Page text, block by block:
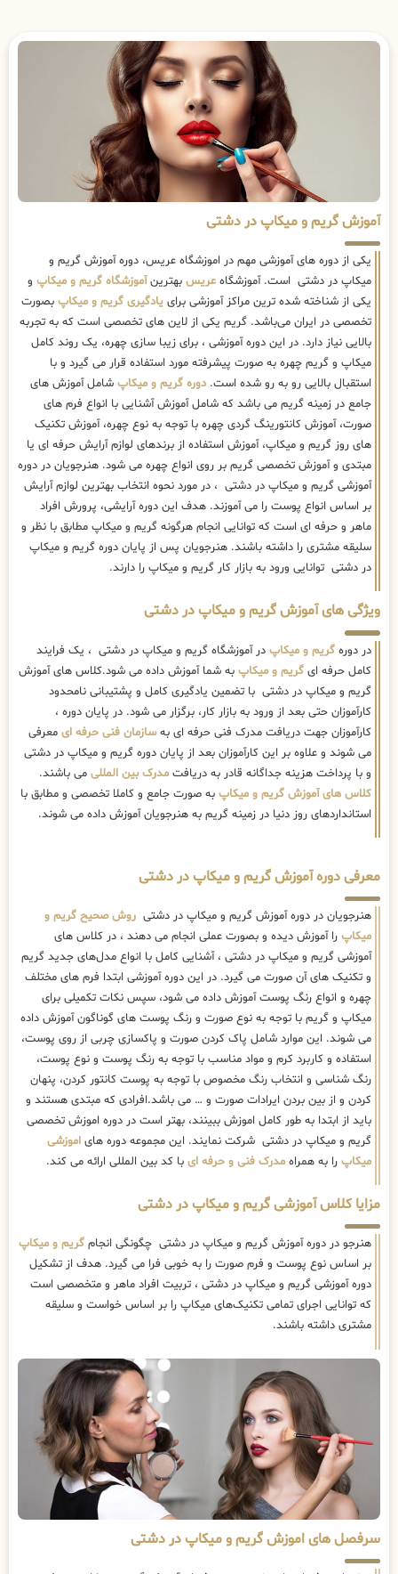
آموزش گریم و میکاپ در دشتی
یکی از دوره های آموزشی مهم در اموزشگاه عریس، دوره آموزش گریم و
میکاپ در دشتی است. آموزشگاه عریس بهترینآموزشگاه گریم و میکاپ و
یکی از شناخته شده ترین مراکز آموزشی برای یادگیری گریم و میکاپ بصورت
تخصصی در ایران می‌باشد. گریم یکی از لاین های تخصصی است که به تجربه
بالایی نیاز دارد. در این دوره آموزشی ، برای زیبا سازی چهره، یک روند کامل
میکاپ و گریم چهره به صورت پیشرفته مورد استفاده قرار می گیرد و با
استقبال بالایی رو به رو شده است.دوره گریم و میکاپ شامل آموزش های
جامع در زمینه گریم می باشد که شامل آموزش آشنایی با انواع فرم های
صورت، آموزش کانتورینگ گردی چهره با توجه به نوع چهره، آموزش تکنیک
های روز گریم و میکاپ، آموزش استفاده از برندهای لوازم آرایش حرفه ای یا
مبتدی و آموزش تخصصی گریم بر روی انواع چهره می شود. هنرجویان در دوره
آموزشی گریم و میکاپ در دشتی ، در مورد نحوه انتخاب بهترین لوازم آرایش
بر اساس انواع پوست را می آموزند. هدف این دوره آرایشی، پرورش افراد
ماهر و حرفه ای است که توانایی انجام هرگونه گریم و میکاپ مطابق با نظر و
سلیقه مشتری را داشته باشند. هنرجویان پس از پایان دوره گریم و میکاپ
در دشتی توانایی ورود به بازار کار گریم و میکاپ را دارند.
ویژگی های آموزش گریم و میکاپ در دشتی
در دوره گریم و میکاپ در آموزشگاه گریم و میکاپ در دشتی ، یک فرایند
کامل حرفه ای گریم و میکاپ به شما آموزش داده می شود.کلاس های آموزش
گریم و میکاپ در دشتی با تضمین یادگیری کامل و پشتیبانی نامحدود
کارآموزان حتی بعد از ورود به بازار کار، برگزار می شود. در پایان دوره ،
کارآموزان جهت دریافت مدرک فنی حرفه ای بهسازمان فنی حرفه ای معرفی
می شوند و علاوه بر این کارآموزان بعد از پایان دوره گریم و میکاپ در دشتی
و با پرداخت هزینه جداگانه قادر به دریافت مدرک بین المللی می باشند.
کلاس های آموزش گریم و میکاپ به صورت جامع و کاملا تخصصی و مطابق با
استانداردهای روز دنیا در زمینه گریم به هنرجویان آموزش داده می شوند.
معرفی دوره آموزش گریم و میکاپ در دشتی
هنرجویان در دوره آموزش گریم و میکاپ در دشتی روش صحیح گریم و
میکاپ را آموزش دیده و بصورت عملی انجام می دهند ، در کلاس های
آموزشی گریم و میکاپ در دشتی ، آشنایی کامل با انواع مدل‌های جدید گریم
و تکنیک های آن صورت می گیرد. در این دوره آموزشی ابتدا فرم های مختلف
چهره و انواع رنگ پوست آموزش داده می شود، سپس نکات تکمیلی برای
میکاپ و گریم با توجه به نوع صورت و رنگ پوست های گوناگون آموزش داده
می شوند. این موارد شامل پاک کردن صورت و پاکسازی چربی از روی پوست،
استفاده و کاربرد کرم و مواد مناسب با توجه به رنگ پوست و نوع پوست،
رنگ شناسی و انتخاب رنگ مخصوص با توجه به پوست کانتور کردن، پنهان
کردن و از بین بردن ایرادات صورت و … می باشد.افرادی که مبتدی هستند و
باید از ابتدا به طور کامل اموزش ببینند، بهتر است در دوره اموزش تخصصی
گریم و میکاپ در دشتی شرکت نمایند. این مجموعه دوره های اموزشی
میکاپ را به همراه مدرک فنی و حرفه ای با کد بین المللی ارائه می کند.
مزایا کلاس آموزشی گریم و میکاپ در دشتی
هنرجو در دوره آموزش گریم و میکاپ در دشتی چگونگی انجام گریم و میکاپ
بر اساس نوع پوست و فرم صورت را به خوبی فرا می گیرد. هدف از تشکیل
دوره آموزشی گریم و میکاپ در دشتی ، تربیت افراد ماهر و متخصصی است
که توانایی اجرای تمامی تکنیک‌های میکاپ را بر اساس خواست و سلیقه
مشتری داشته باشند.
سرفصل های اموزش گریم و میکاپ در دشتی